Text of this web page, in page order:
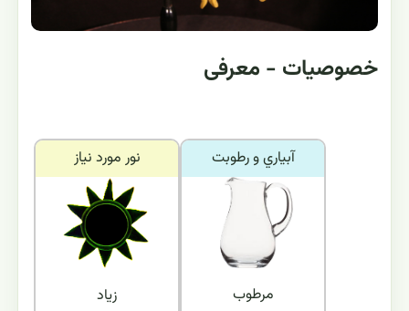
خصوصیات - معرفی
نور مورد نياز
زیاد
آبياري و رطوبت
مرطوب